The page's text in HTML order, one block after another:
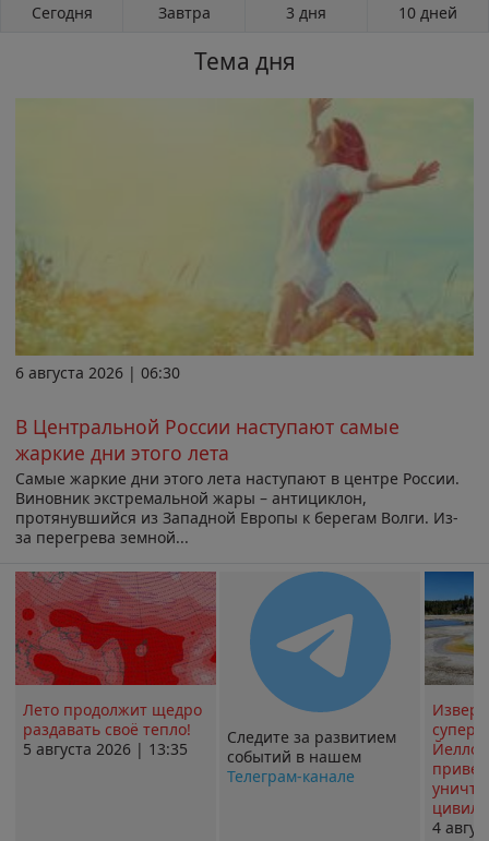
Сегодня Завтра 3 дня 10 дней
Тема дня
6 августа 2026 | 06:30
В Центральной России наступают самые
жаркие дни этого лета
Самые жаркие дни этого лета наступают в центре России.
Виновник экстремальной жары – антициклон,
протянувшийся из Западной Европы к берегам Волги. Из-
за перегрева земной...
Лето продолжит щедро
раздавать своё тепло!
5 августа 2026 | 13:35
Следите за развитием
событий в нашем
Телеграм-канале
4